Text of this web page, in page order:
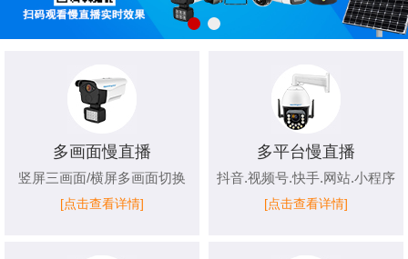
多画面慢直播
竖屏三画面/横屏多画面切换
[点击查看详情]
多平台慢直播
抖音.视频号.快手.网站.小程序
[点击查看详情]